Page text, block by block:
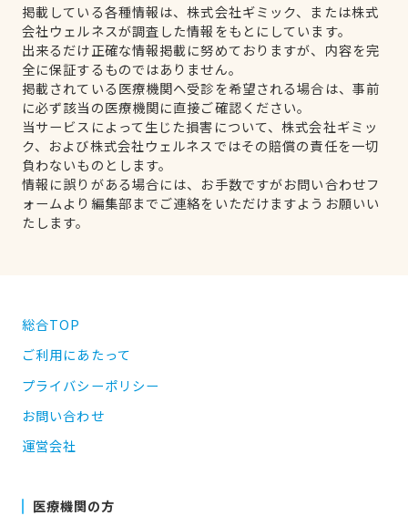
掲載している各種情報は、株式会社ギミック、または株式
会社ウェルネスが調査した情報をもとにしています。
出来るだけ正確な情報掲載に努めておりますが、内容を完
全に保証するものではありません。
掲載されている医療機関へ受診を希望される場合は、事前
に必ず該当の医療機関に直接ご確認ください。
当サービスによって生じた損害について、株式会社ギミッ
ク、および株式会社ウェルネスではその賠償の責任を一切
負わないものとします。
情報に誤りがある場合には、お手数ですがお問い合わせフ
ォームより編集部までご連絡をいただけますようお願いい
たします。
総合TOP
ご利用にあたって
プライバシーポリシー
お問い合わせ
運営会社
医療機関の方